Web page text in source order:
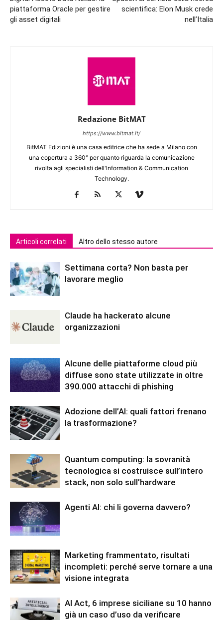
piattaforma Oracle per gestire
gli asset digitali
scientifica: Elon Musk crede
nell’Italia
Redazione BitMAT
https://www.bitmat.it/
BitMAT Edizioni è una casa editrice che ha sede a Milano con
una copertura a 360° per quanto riguarda la comunicazione
rivolta agli specialisti dell'lnformation & Communication
Technology.
Articoli correlati Altro dello stesso autore
Settimana corta? Non basta per
lavorare meglio
Claude ha hackerato alcune
organizzazioni
Alcune delle piattaforme cloud più
diffuse sono state utilizzate in oltre
390.000 attacchi di phishing
Adozione dell’AI: quali fattori frenano
la trasformazione?
Quantum computing: la sovranità
tecnologica si costruisce sull’intero
stack, non solo sull’hardware
Agenti AI: chi li governa davvero?
Marketing frammentato, risultati
incompleti: perché serve tornare a una
visione integrata
AI Act, 6 imprese siciliane su 10 hanno
già un caso d’uso da verificare